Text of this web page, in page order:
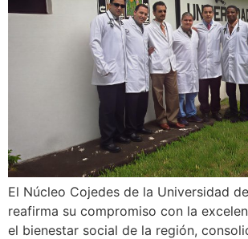
El Núcleo Cojedes de la Universidad
reafirma su compromiso con la
el bienestar social de la región,